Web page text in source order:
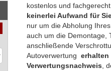
kostenlos und
keinerlei Aufwand für
nur um die Abholung
auch um die Demontage,
anschließende
Autoverwertungerhalten
Verwertungsnachweis ,